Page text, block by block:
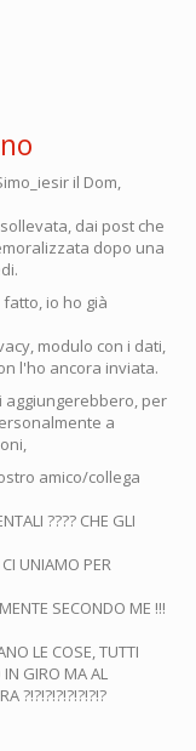
il Dom,
dai post che
dopo una
io ho già
modulo con i dati,
l'ho ancora inviata.
aggiungerebbero, per
a
amico/collega
???? CHE GLI
UNIAMO PER
SECONDO ME !!!
LE COSE, TUTTI
GIRO MA AL
?!?!?!?!?!?!?!?